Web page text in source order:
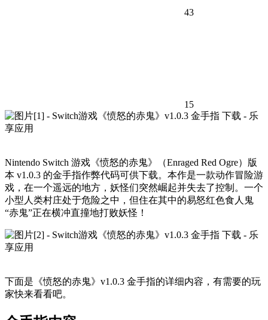
43
15
Nintendo Switch 游戏《愤怒的赤鬼》（Enraged Red Ogre）版
本 v1.0.3 的金手指作弊代码可供下载。本作是一款动作冒险游
戏，在一个遥远的地方，妖怪们突然崛起并失去了控制。一个
小型人类村庄处于危险之中，但住在其中的易怒红色食人鬼
“赤鬼”正在横冲直撞地打败妖怪！
下面是《愤怒的赤鬼》v1.0.3 金手指的详细内容，有需要的玩
家快来看看吧。